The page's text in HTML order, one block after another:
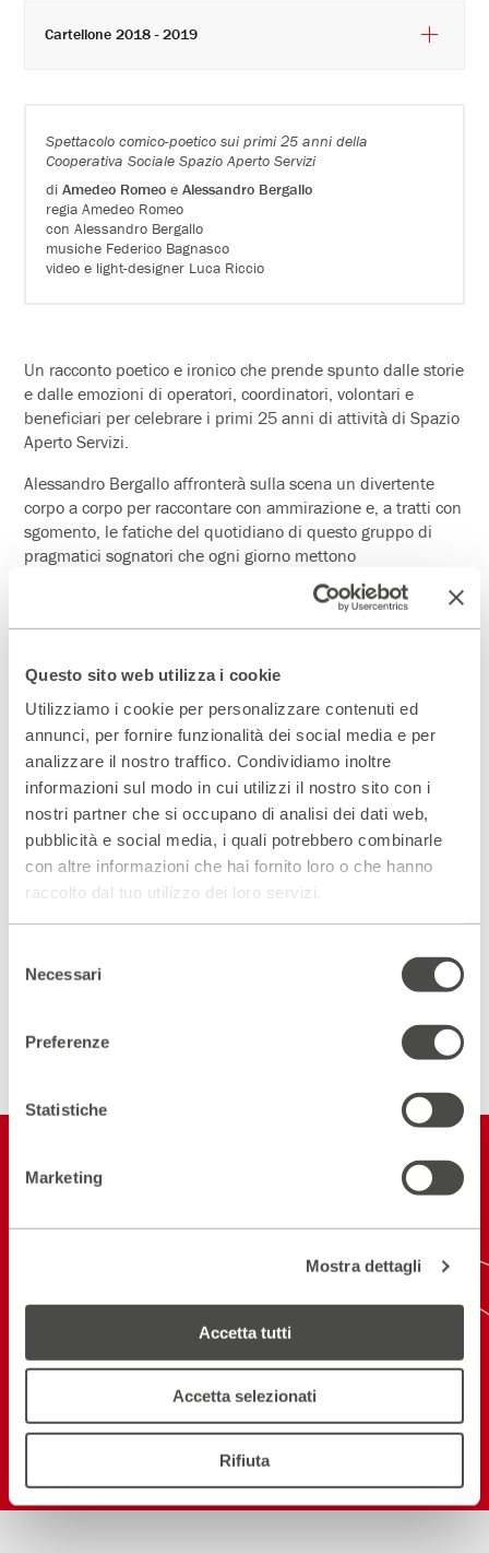
Questo sito web utilizza i cookie
Utilizziamo i cookie per personalizzare contenuti ed
annunci, per fornire funzionalità dei social media e per
analizzare il nostro traffico. Condividiamo inoltre
informazioni sul modo in cui utilizzi il nostro sito con i
nostri partner che si occupano di analisi dei dati web,
pubblicità e social media, i quali potrebbero combinarle
con altre informazioni che hai fornito loro o che hanno
raccolto dal tuo utilizzo dei loro servizi.
delNecessari
Preferenze
Statistiche
Marketing
Mostra dettagli
Accetta tutti
Accetta selezionati
Rifiuta
Spettacolo comico-poetico sui primi 25 anni della
Cooperativa Sociale Spazio Aperto Servizi
diAmedeo Romeo eAlessandro Bergallo
regia Amedeo Romeo
con Alessandro Bergallo
musiche Federico Bagnasco
video e light-designer Luca Riccio
Un racconto poetico e ironico che prende spunto dalle storie
e dalle emozioni di operatori, coordinatori, volontari e
beneficiari per celebrare i primi 25 anni di attività di Spazio
Aperto Servizi.
Alessandro Bergallo affronterà sulla scena un divertente
corpo a corpo per raccontare con ammirazione e, a tratti con
sgomento, le fatiche del quotidiano di questo gruppo di
pragmatici sognatori che ogni giorno mettono
professionalità e immaginazione nel loro lavoro. Un
susseguirsi di scene fantastiche e surreali nate però da
esperienze di vita vissuta, in un gioco di rimandi tra
storie.
Scopri di più >
Scopri gli spazi del Parenti
ACCEDI AL VIRTUAL TOUR
Cartellone 2018 - 2019
contatto
Seguici sui social